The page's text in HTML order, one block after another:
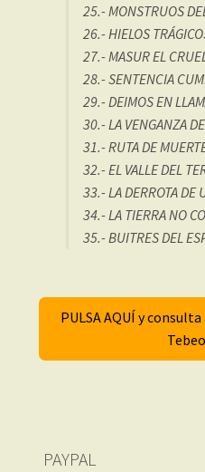
25.- MONSTRUOS
26.- HIELOS
27.- MASUR EL
28.- SENTENCIA
29.- DEIMOS EN
30.- LA VENGANZA
31.- RUTA DE
32.- EL VALLE DEL
33.- LA DERROTA DE
34.- LA TIERRA NO
35.- BUITRES DEL
PULSA AQUÍ y
PAYPAL